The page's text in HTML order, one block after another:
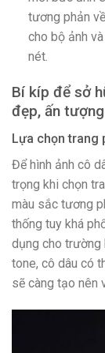
tương phản
cho bộ ảnh
nét.
Bí kíp để sở
đẹp, ấn tượng
Lựa chọn trang
Để hình ảnh cô
trọng khi chọn
màu sắc tương
thống tuy khá
dụng cho trường
tone, cô dâu có
sẽ càng tạo nên